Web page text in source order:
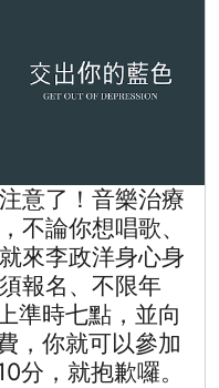
意了！音樂治療
不論你想唱歌、
來李政洋身心身
報名、不限年
準時七點，並向
，你就可以參加
分，就抱歉囉。